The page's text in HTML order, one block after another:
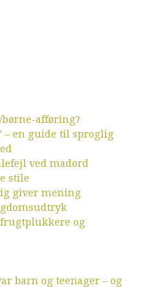
afføring?
– en guide til sproglig
ved madord
stile
giver mening
og
barn og teenager – og